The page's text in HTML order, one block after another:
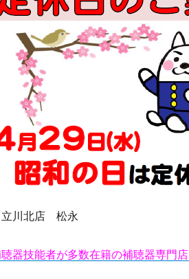
立川北店 松永
器技能者が多数在籍の補聴器専門店